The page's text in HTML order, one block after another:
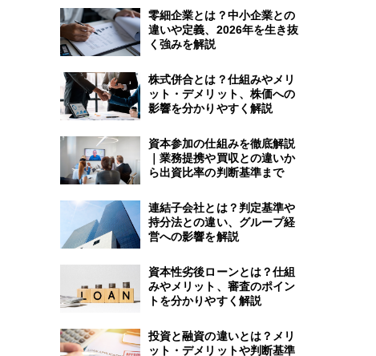
零細企業とは？中小企業との
違いや定義、2026年を生き抜
く強みを解説
株式併合とは？仕組みやメリ
ット・デメリット、株価への
影響を分かりやすく解説
資本参加の仕組みを徹底解説
｜業務提携や買収との違いか
ら出資比率の判断基準まで
連結子会社とは？判定基準や
持分法との違い、グループ経
営への影響を解説
資本性劣後ローンとは？仕組
みやメリット、審査のポイン
トを分かりやすく解説
投資と融資の違いとは？メリ
ット・デメリットや判断基準